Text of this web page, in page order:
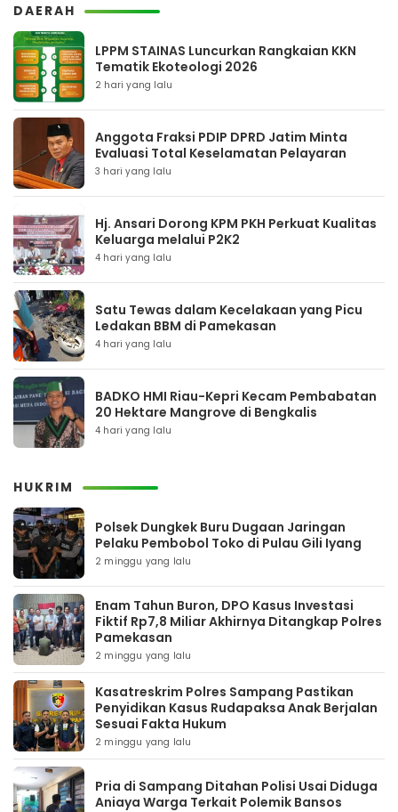
DAERAH
LPPM STAINAS Luncurkan Rangkaian KKN
Tematik Ekoteologi 2026
2 hari yang lalu
Anggota Fraksi PDIP DPRD Jatim Minta
Evaluasi Total Keselamatan Pelayaran
3 hari yang lalu
Hj. Ansari Dorong KPM PKH Perkuat Kualitas
Keluarga melalui P2K2
4 hari yang lalu
Satu Tewas dalam Kecelakaan yang Picu
Ledakan BBM di Pamekasan
4 hari yang lalu
BADKO HMI Riau-Kepri Kecam Pembabatan
20 Hektare Mangrove di Bengkalis
4 hari yang lalu
HUKRIM
Polsek Dungkek Buru Dugaan Jaringan
Pelaku Pembobol Toko di Pulau Gili Iyang
2 minggu yang lalu
Enam Tahun Buron, DPO Kasus Investasi
Fiktif Rp7,8 Miliar Akhirnya Ditangkap Polres
Pamekasan
2 minggu yang lalu
Kasatreskrim Polres Sampang Pastikan
Penyidikan Kasus Rudapaksa Anak Berjalan
Sesuai Fakta Hukum
2 minggu yang lalu
Pria di Sampang Ditahan Polisi Usai Diduga
Aniaya Warga Terkait Polemik Bansos